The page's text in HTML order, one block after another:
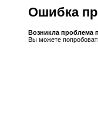
Ошибка
Возникла проблема
Вы можете